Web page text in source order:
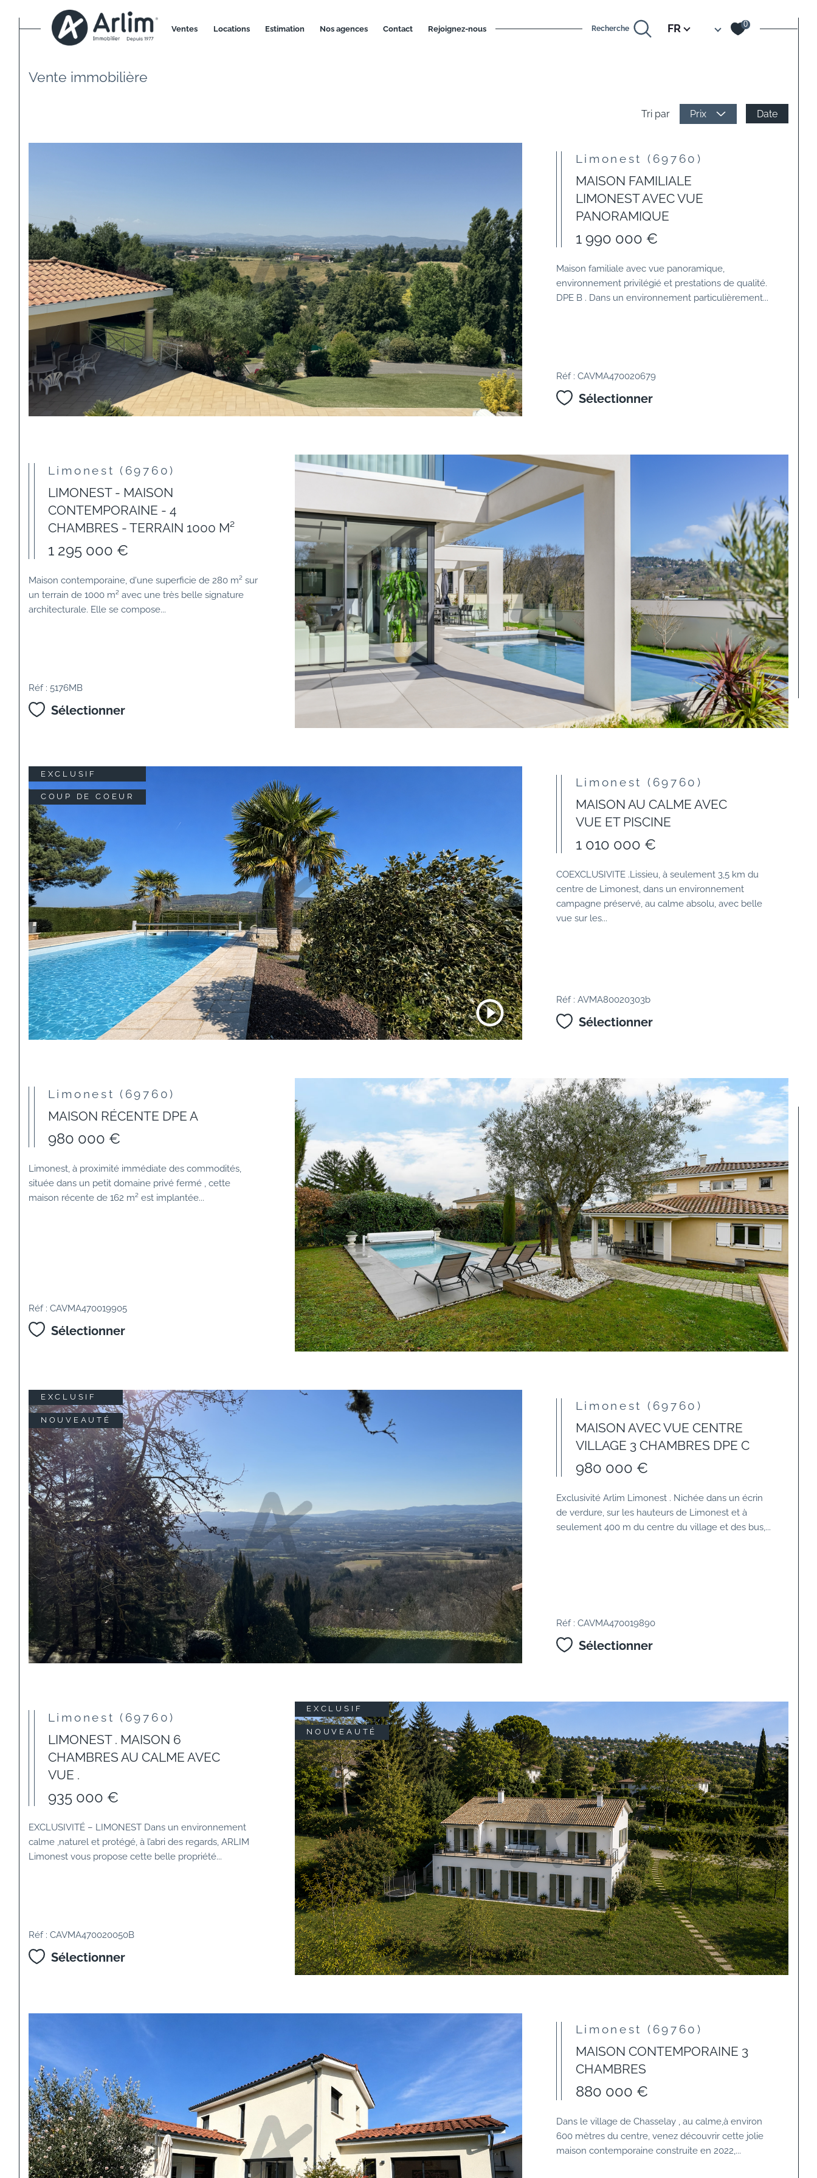
ventes locations estimation nos agences contact rejoignez-nous Recherche Langue
FR 0
Vente immobilière
Tri par Prix Date
Limonest (69760)
MAISON FAMILIALE
LIMONEST AVEC VUE
PANORAMIQUE
1 990 000 €
Maison familiale avec vue panoramique,
environnement privilégié et prestations de qualité.
DPE B . Dans un environnement particulièrement...
Réf : CAVMA470020679
Sélectionner
Limonest (69760)
LIMONEST - MAISON
CONTEMPORAINE - 4
CHAMBRES - TERRAIN 1000 M²
1 295 000 €
Maison contemporaine, d'une superficie de 280 m² sur
un terrain de 1000 m² avec une très belle signature
architecturale. Elle se compose...
Réf : 5176MB
Sélectionner
EXCLUSIF
COUP DE COEUR
Limonest (69760)
MAISON AU CALME AVEC
VUE ET PISCINE
1 010 000 €
COEXCLUSIVITE .Lissieu, à seulement 3,5 km du
centre de Limonest, dans un environnement
campagne préservé, au calme absolu, avec belle
vue sur les...
Réf : AVMA80020303b
Sélectionner
Limonest (69760)
MAISON RÉCENTE DPE A
980 000 €
Limonest, à proximité immédiate des commodités,
située dans un petit domaine privé fermé , cette
maison récente de 162 m² est implantée...
Réf : CAVMA470019905
Sélectionner
EXCLUSIF
NOUVEAUTÉ
Limonest (69760)
MAISON AVEC VUE CENTRE
VILLAGE 3 CHAMBRES DPE C
980 000 €
Exclusivité Arlim Limonest . Nichée dans un écrin
de verdure, sur les hauteurs de Limonest et à
seulement 400 m du centre du village et des bus,...
Réf : CAVMA470019890
Sélectionner
EXCLUSIF
NOUVEAUTÉ
Limonest (69760)
LIMONEST . MAISON 6
CHAMBRES AU CALME AVEC
VUE .
935 000 €
EXCLUSIVITÉ – LIMONEST Dans un environnement
calme ,naturel et protégé, à l’abri des regards, ARLIM
Limonest vous propose cette belle propriété...
Réf : CAVMA470020050B
Sélectionner
Limonest (69760)
MAISON CONTEMPORAINE 3
CHAMBRES
880 000 €
Dans le village de Chasselay , au calme,à environ
600 mètres du centre, venez découvrir cette jolie
maison contemporaine construite en 2022,...